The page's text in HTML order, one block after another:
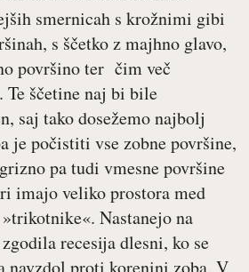
smernicah s krožnimi gibi
s ščetko z majhno glavo,
površino ter čim več
ščetine naj bi bile
saj tako dosežemo najbolj
je počistiti vse zobne površine,
pa tudi vmesne površine
imajo veliko prostora med
Nastanejo na
recesija dlesni, ko se